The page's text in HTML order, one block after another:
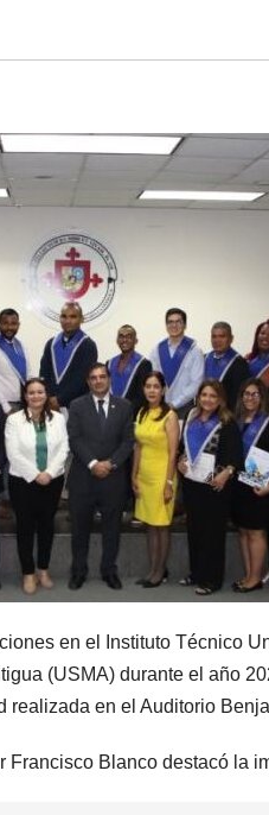
en el Instituto Técnico
(USMA) durante el año
realizada en el Auditorio
Francisco Blanco destacó la